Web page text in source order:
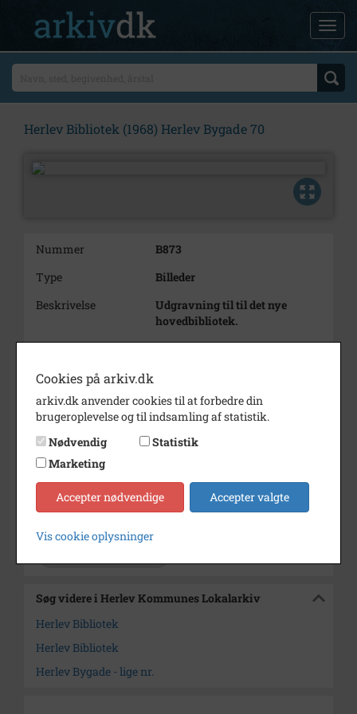
Herlev Bibliotek (1968) Herlev Bygade 70
Nummer
B873
Type
Billeder
Beskrivelse
Udgravning til til det nye
hovedbibliotek.
Årstal
Dateringsnote
ca. 1968
Fotograf
Størrelse
Materiale
farve positiv
Arkiv
Herlev Kommunes Lokalarkiv
Søg videre i Herlev Kommunes Lokalarkiv
Herlev Bibliotek
Herlev Bibliotek
Herlev Bygade - lige nr.
Cookies på arkiv.dk
arkiv.dk anvender cookies til at forbedre din
brugeroplevelse og til indsamling af statistik.
Nødvendig
Statistik
Marketing
Accepter nødvendige Accepter valgte
Vis cookie oplysninger